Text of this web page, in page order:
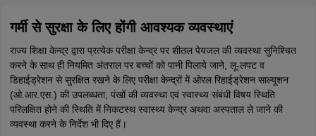
गर्मी से सुरक्षा के लिए होंगी आवश्यक व्यवस्थाएं
राज्य शिक्षा केन्द्र द्वारा प्रत्येक परीक्षा केन्द्र पर शीतल पेयजल की व्यवस्था सुनिश्चित
करने के साथ ही नियमित अंतराल पर बच्चों को पानी पिलाये जाने, लू-लपट व
डिहाईड्रेशन से सुरक्षित रखने के लिए परीक्षा केन्द्रों में ओरल रिहाईड्रेशन साल्यूशन
(ओ.आर.एस.) की उपलब्धता, पंखों की व्यवस्था एवं स्वास्थ्य संबंधी विषय स्थिति
परिलक्षित होने की स्थिति में निकटस्थ स्वास्थ्य केन्द्र अथवा अस्पताल ले जाने की
व्यवस्था करने के निर्देश भी दिए हैं।